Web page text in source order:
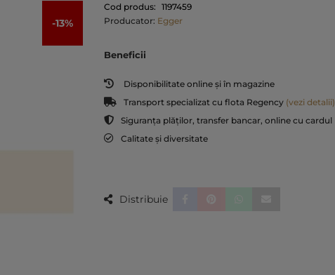
-13%
Cod produs: 1197459
Producator: Egger
Beneficii
Disponibilitate online și în magazine
Transport specializat cu flota Regency (vezi detalii)
Siguranța plăților, transfer bancar, online cu cardul
Calitate și diversitate
Distribuie